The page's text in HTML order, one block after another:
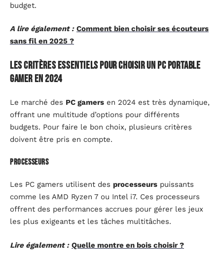
budget.
A lire également : Comment bien choisir ses écouteurs
sans fil en 2025 ?
Les critères essentiels pour choisir un PC portable
gamer en 2024
Le marché des PC gamers en 2024 est très dynamique,
offrant une multitude d’options pour différents
budgets. Pour faire le bon choix, plusieurs critères
doivent être pris en compte.
Processeurs
Les PC gamers utilisent des processeurs puissants
comme les AMD Ryzen 7 ou Intel i7. Ces processeurs
offrent des performances accrues pour gérer les jeux
les plus exigeants et les tâches multitâches.
Lire également : Quelle montre en bois choisir ?